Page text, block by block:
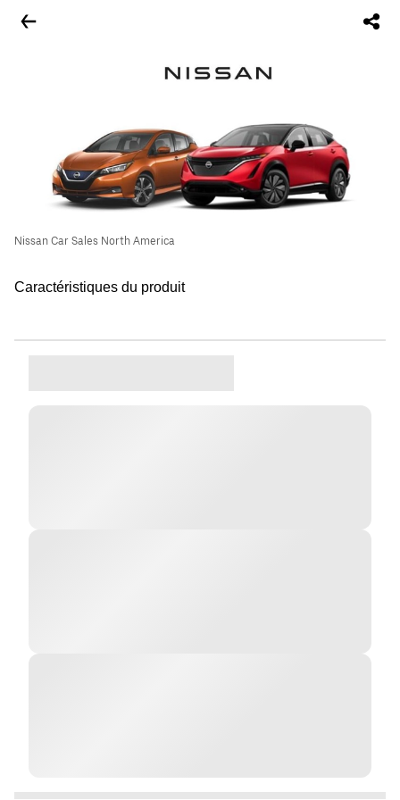
Nissan Car Sales North America
Caractéristiques du produit